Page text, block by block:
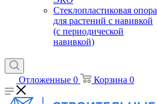
Стеклопластиковая опора
для растений с навивкой
(с периодической
навивкой)
Отложенные 0 Корзина 0